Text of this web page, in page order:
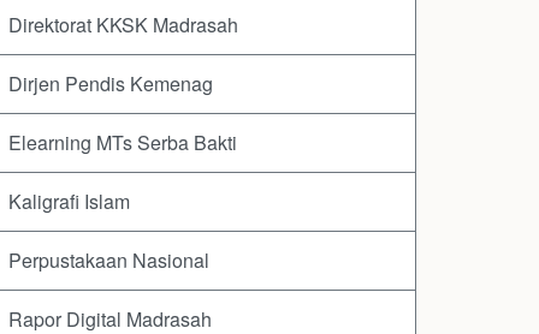
Direktorat KKSK Madrasah
Dirjen Pendis Kemenag
Elearning MTs Serba Bakti
Kaligrafi Islam
Perpustakaan Nasional
Rapor Digital Madrasah